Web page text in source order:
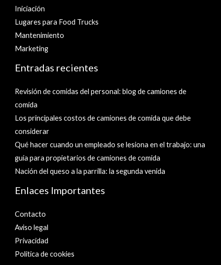
Iniciación
Lugares para Food Trucks
Mantenimiento
Marketing
Entradas recientes
Revisión de comidas del personal: blog de camiones de
comida
Los principales costos de camiones de comida que debe
considerar
Qué hacer cuando un empleado se lesiona en el trabajo: una
guía para propietarios de camiones de comida
Nación del queso a la parrilla: la segunda venida
Enlaces Importantes
Contacto
Aviso legal
Privacidad
Política de cookies